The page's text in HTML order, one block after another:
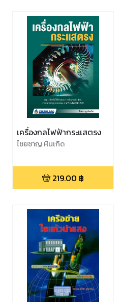
เครื่องกลไฟฟ้ากระแสตรง
ไชยชาญ หินเกิด
219.00 ฿